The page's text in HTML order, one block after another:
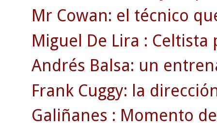
Mr Cowan: el técnico
Miguel De Lira :
Andrés Balsa: un
Frank Cuggy: la
Galiñanes : Momento